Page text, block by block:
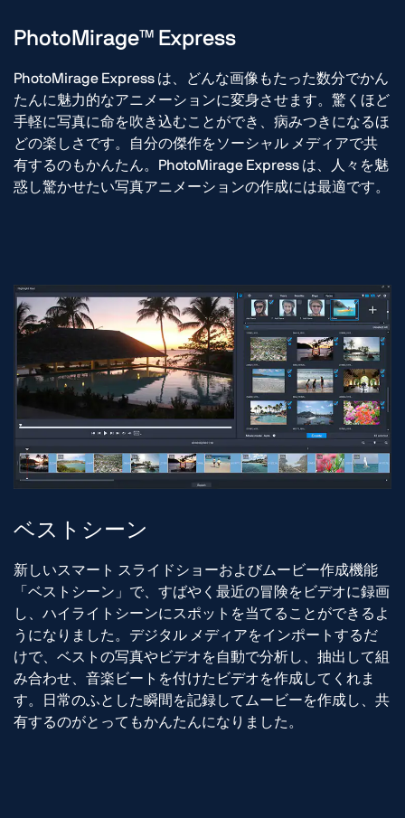
PhotoMirage™ Express
PhotoMirage Express は、どんな画像もたった数分でかん
たんに魅力的なアニメーションに変身させます。驚くほど
手軽に写真に命を吹き込むことができ、病みつきになるほ
どの楽しさです。自分の傑作をソーシャル メディアで共
有するのもかんたん。PhotoMirage Express は、人々を魅
惑し驚かせたい写真アニメーションの作成には最適です。
ベストシーン
新しいスマート スライドショーおよびムービー作成機能
「ベストシーン」で、すばやく最近の冒険をビデオに録画
し、ハイライトシーンにスポットを当てることができるよ
うになりました。デジタル メディアをインポートするだ
けで、ベストの写真やビデオを自動で分析し、抽出して組
み合わせ、音楽ビートを付けたビデオを作成してくれま
す。日常のふとした瞬間を記録してムービーを作成し、共
有するのがとってもかんたんになりました。